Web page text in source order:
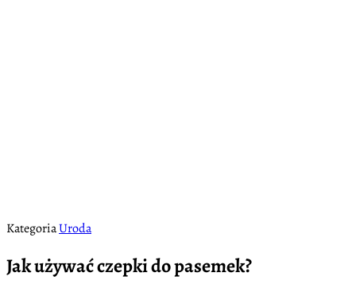
KategoriaUroda
Jak używać czepki do pasemek?